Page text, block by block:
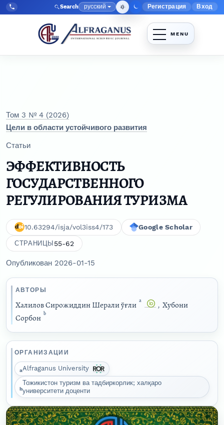
Перейти к главному меню навигации
Перейти к основному контенту
Перейти к нижнему колонтитулу сайта
Tel:
+998903350930 Search Язык
русский Меню
Регистрация Вход
Том 3 № 4 (2026)
Цели в области устойчивого развития
Статьи
ЭФФЕКТИВНОСТЬ
ГОСУДАРСТВЕННОГО
РЕГУЛИРОВАНИЯ ТУРИЗМА
10.63294/isja/vol3iss4/173 Google Scholar
СТРАНИЦЫ 55-62
Опубликован 2026-01-15
АВТОРЫ
Халилов Сирожиддин Шерали ўғли a , Хубони
Сорбон b
ОРГАНИЗАЦИИ
aAlfraganus University
b
Тожикистон туризм ва тадбиркорлик; халқаро
университети доценти